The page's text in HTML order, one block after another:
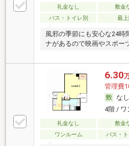
礼金なし 敷金
バス・トイレ別
最
風邪の季節にも安心な24時
ナがあるので映画やスポー
6.30
管理費
なし
4階 / ワ
礼金なし 敷金
ワンルーム
バス・ト